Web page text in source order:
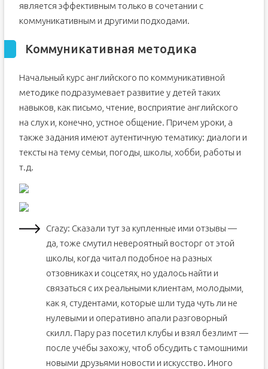
является эффективным только в сочетании с
коммуникативным и другими подходами.
Коммуникативная методика
Начальный курс английского по коммуникативной
методике подразумевает развитие у детей таких
навыков, как письмо, чтение, восприятие английского
на слух и, конечно, устное общение. Причем уроки, а
также задания имеют аутентичную тематику: диалоги и
тексты на тему семьи, погоды, школы, хобби, работы и
т.д.
Crazy: Сказали тут за купленные ими отзывы —
да, тоже смутил невероятный восторг от этой
школы, когда читал подобное на разных
отзовниках и соцсетях, но удалось найти и
связаться с их реальными клиентам, молодыми,
как я, студентами, которые шли туда чуть ли не
нулевыми и оперативно апали разговорный
скилл. Пару раз посетил клубы и взял безлимт —
после учёбы захожу, чтоб обсудить с тамошними
новыми друзьями новости и искусство. Иного